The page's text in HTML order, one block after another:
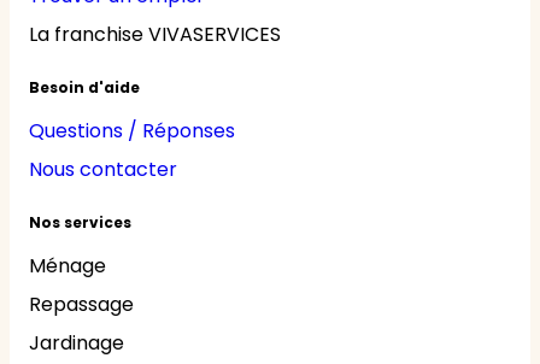
La franchise VIVASERVICES
Besoin d'aide
Questions / Réponses
Nous contacter
Nos services
Ménage
Repassage
Jardinage